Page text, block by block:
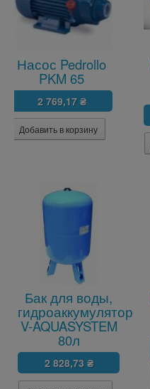
Насос Pedrollo
PKM 65
2 769,17 ₴
Бак для воды,
гидроаккумулятор
V-AQUASYSTEM
80л
2 828,73 ₴